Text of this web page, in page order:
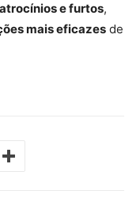
e furtos,
mais eficazes de